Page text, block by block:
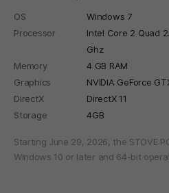
OS
Windows 7
Processor
Intel Core 2 Quad
Ghz
Memory
4 GB RAM
Graphics
NVIDIA GeForce
DirectX
DirectX 11
Storage
4GB
Starting June 29, 2026, the STOVE
Windows 10 or later and 64-bit